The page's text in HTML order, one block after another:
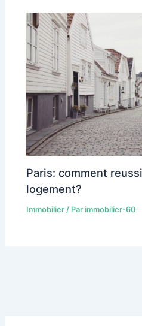
Paris: comment
logement?
Immobilier / Parimmobilier-60